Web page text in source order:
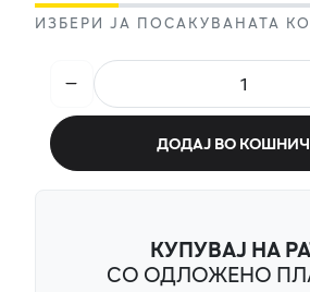
ИЗБЕРИ ЈА ПОСАКУВАНАТА
ДОДАЈ ВО
КУПУВАЈ НА
СО ОДЛОЖЕНО